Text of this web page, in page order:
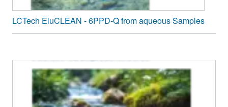
LCTech EluCLEAN - 6PPD-Q from aqueous Samples